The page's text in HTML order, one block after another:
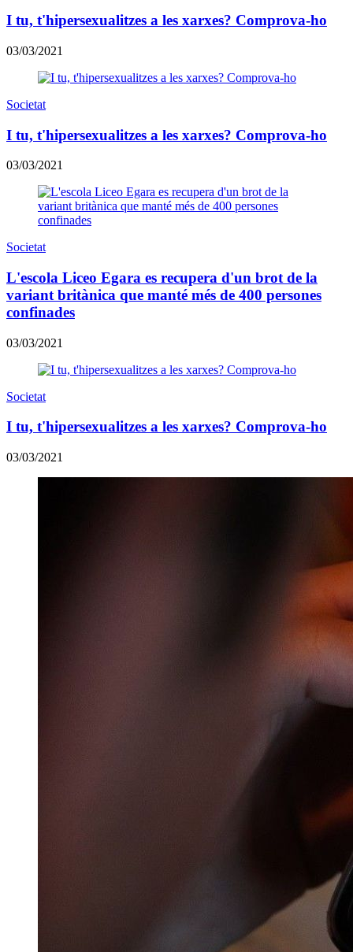
I tu, t'hipersexualitzes a les xarxes? Comprova-ho
03/03/2021
Societat
I tu, t'hipersexualitzes a les xarxes? Comprova-ho
03/03/2021
Societat
L'escola Liceo Egara es recupera d'un brot de la
variant britànica que manté més de 400 persones
confinades
03/03/2021
Societat
I tu, t'hipersexualitzes a les xarxes? Comprova-ho
03/03/2021